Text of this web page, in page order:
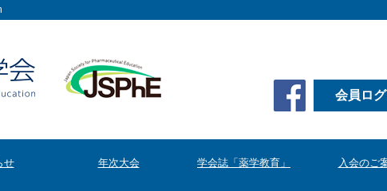
会員ロ
せ 年次大会 学会誌「薬学教育」 入会のご